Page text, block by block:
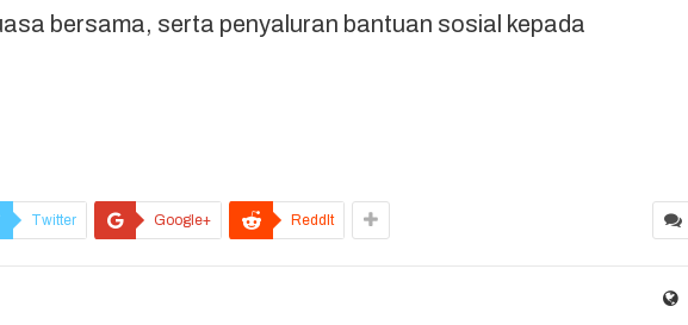
bersama, serta penyaluran bantuan sosial kepada
Twitter Google+ ReddIt